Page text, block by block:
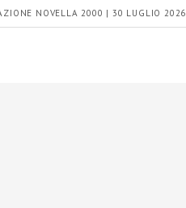
NOVELLA 2000 | 30 LUGLIO 2026